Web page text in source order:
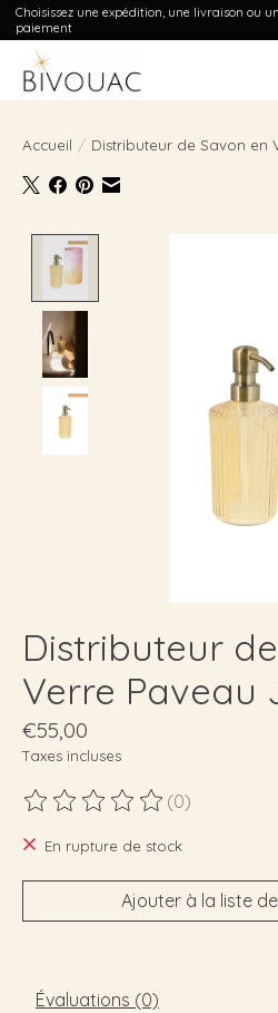
Choisissez une expédition, une livraison ou
paiement
Accueil / Distributeur de Savon en
Distributeur
Verre Paveau
€55,00
Taxes incluses
Ce produit est évalué à
(0)
En rupture de stock
Ajouter à la liste
Évaluations (0)